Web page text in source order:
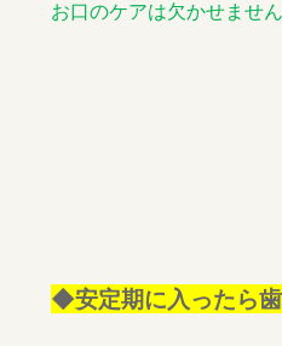
お口のケアは欠かせません
◆安定期に入ったら歯